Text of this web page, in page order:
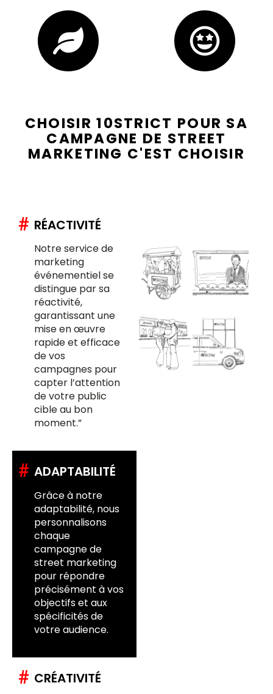
CHOISIR 10STRICT POUR SA
CAMPAGNE DE STREET
MARKETING C'EST CHOISIR
# RÉACTIVITÉ
Notre service de
marketing
événementiel se
distingue par sa
réactivité,
garantissant une
mise en œuvre
rapide et efficace
de vos
campagnes pour
capter l’attention
de votre public
cible au bon
moment.”
# ADAPTABILITÉ
Grâce à notre
adaptabilité, nous
personnalisons
chaque
campagne de
street marketing
pour répondre
précisément à vos
objectifs et aux
spécificités de
votre audience.
# CRÉATIVITÉ